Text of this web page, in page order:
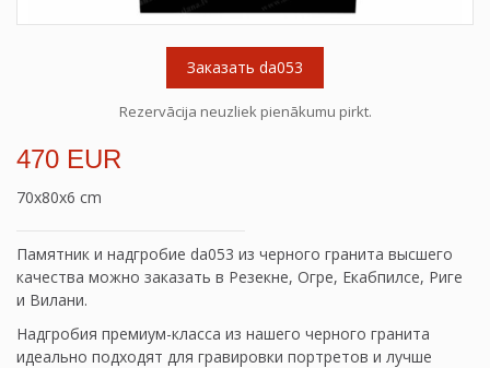
Заказать da053
Rezervācija neuzliek pienākumu pirkt.
470 EUR
70x80x6 cm
Памятник и надгробие da053 из черного гранита высшего
качества можно заказать в Резекне, Огре, Екабпилсе, Риге
и Вилани.
Надгробия премиум-класса из нашего черного гранита
идеально подходят для гравировки портретов и лучше